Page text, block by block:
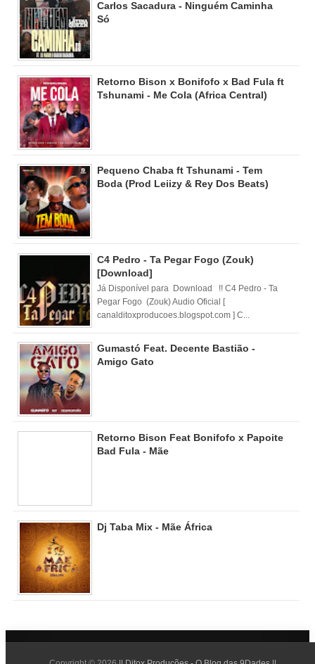
Carlos Sacadura - Ninguém Caminha
Só
Retorno Bison x Bonifofo x Bad Fula ft
Tshunami - Me Cola (Africa Central)
Pequeno Chaba ft Tshunami - Tem
Boda (Prod Leiizy & Rey Dos Beats)
C4 Pedro - Ta Pegar Fogo (Zouk)
[Download]
Já Disponível para Download !! C4 Pedro - Ta
Pegar Fogo (Zouk) Audio Oficial [
canalditoxproducoes.blogspot.com ] C...
Gumastó Feat. Decente Bastião -
Amigo Gato
Retorno Bison Feat Bonifofo x Papoite
Bad Fula - Mãe
Dj Taba Mix - Mãe África